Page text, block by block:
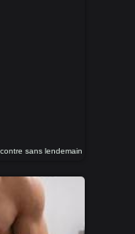
sans lendemain